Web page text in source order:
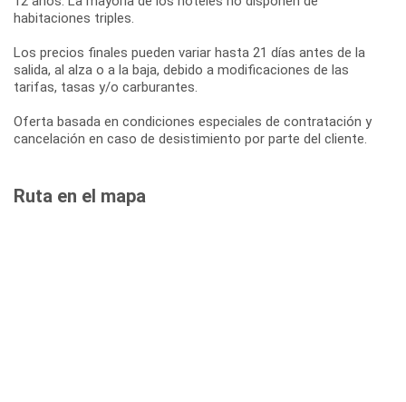
habitaciones triples.
Los precios finales pueden variar hasta 21 días antes de la
salida, al alza o a la baja, debido a modificaciones de las
tarifas, tasas y/o carburantes.
Oferta basada en condiciones especiales de contratación y
cancelación en caso de desistimiento por parte del cliente.
Ruta en el mapa